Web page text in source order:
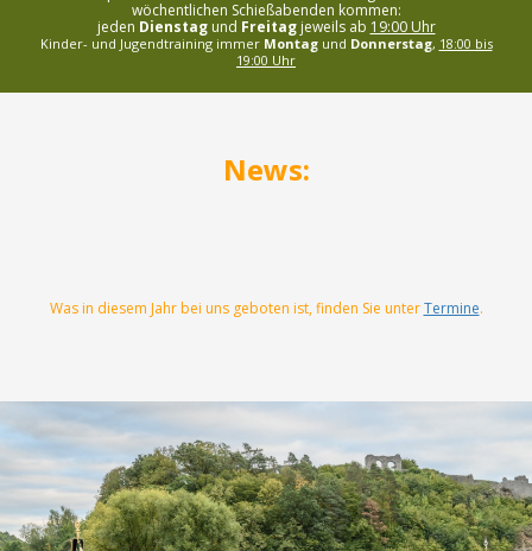
wöchentlichen Schießabenden kommen:
jeden Dienstag und Freitag jeweils ab 19:00 Uhr
Kinder- und Jugendtraining immer Montag und Donnerstag, 18:00 bis
19:00 Uhr
News:
Was in diesem Jahr bei uns geboten ist, finden Sie unterTermine.